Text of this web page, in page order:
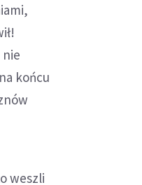
końcu
weszli